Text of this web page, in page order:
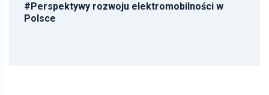
#Perspektywy rozwoju elektromobilności w
Polsce